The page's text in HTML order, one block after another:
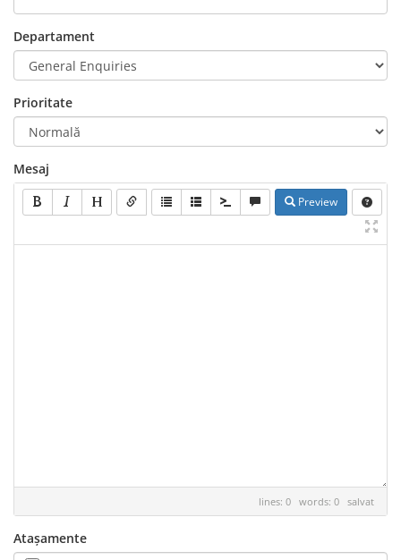
Departament
Prioritate
Mesaj
Preview
lines: 0 words: 0 salvat
Atașamente